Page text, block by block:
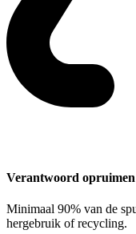
Verantwoord
Minimaal 90% van de
hergebruik of recycling.